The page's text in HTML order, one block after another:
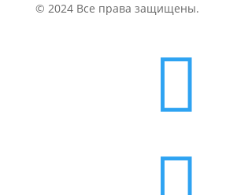
© 2024 Все права защищены.

